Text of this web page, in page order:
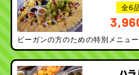
全6
ビーガンの方のための特別メニュー